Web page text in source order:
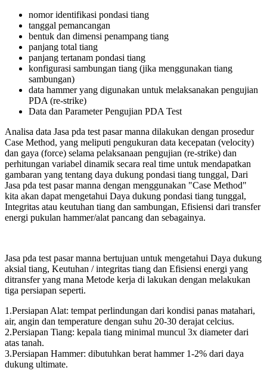
nomor identifikasi pondasi tiang
tanggal pemancangan
bentuk dan dimensi penampang tiang
panjang total tiang
panjang tertanam pondasi tiang
konfigurasi sambungan tiang (jika menggunakan tiang
sambungan)
data hammer yang digunakan untuk melaksanakan pengujian
PDA (re-strike)
Data dan Parameter Pengujian PDA Test
Analisa data Jasa pda test pasar manna dilakukan dengan prosedur
Case Method, yang meliputi pengukuran data kecepatan (velocity)
dan gaya (force) selama pelaksanaan pengujian (re-strike) dan
perhitungan variabel dinamik secara real time untuk mendapatkan
gambaran yang tentang daya dukung pondasi tiang tunggal, Dari
Jasa pda test pasar manna dengan menggunakan "Case Method"
kita akan dapat mengetahui Daya dukung pondasi tiang tunggal,
Integritas atau keutuhan tiang dan sambungan, Efisiensi dari transfer
energi pukulan hammer/alat pancang dan sebagainya.
Jasa pda test pasar manna bertujuan untuk mengetahui Daya dukung
aksial tiang, Keutuhan / integritas tiang dan Efisiensi energi yang
ditransfer yang mana Metode kerja di lakukan dengan melakukan
tiga persiapan seperti.
1.Persiapan Alat: tempat perlindungan dari kondisi panas matahari,
air, angin dan temperature dengan suhu 20-30 derajat celcius.
2.Persiapan Tiang: kepala tiang minimal muncul 3x diameter dari
atas tanah.
3.Persiapan Hammer: dibutuhkan berat hammer 1-2% dari daya
dukung ultimate.